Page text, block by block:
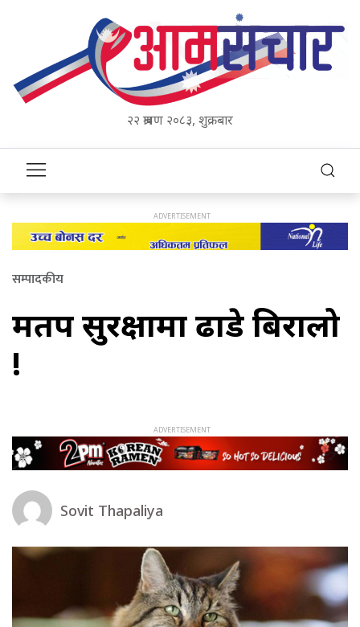
२२ श्रावण २०८३, शुक्रबार
सम्पादकीय
मतपत्र सुरक्षामा ढाडे बिरालो
!
Sovit Thapaliya